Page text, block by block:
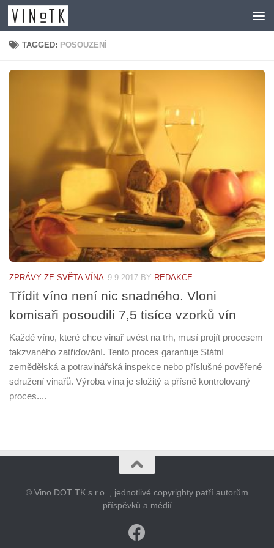
Skip to content
TAGGED: POSOUZENÍ
ZPRÁVY ZE SVĚTA VÍNA 9.9.2017 BY REDAKCE
Třídit víno není nic snadného. Vloni
komisaři posoudili 7,5 tisíce vzorků vín
Každé víno, které chce vinař uvést na trh, musí projít procesem
takzvaného zatřiďování. Tento proces garantuje Státní
zemědělská a potravinářská inspekce nebo příslušné pověřené
sdružení vinařů. Výroba vína je složitý a přísně kontrolovaný
proces....
© Vino DOT TK s.r.o. , jednotlivé copyrighty patří autorům
příspěvků a médií